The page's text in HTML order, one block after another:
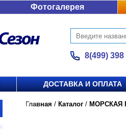
Фотогалерея
8(499) 398
ДОСТАВКА И ОПЛАТА
Главная / Каталог / МОРСКАЯ